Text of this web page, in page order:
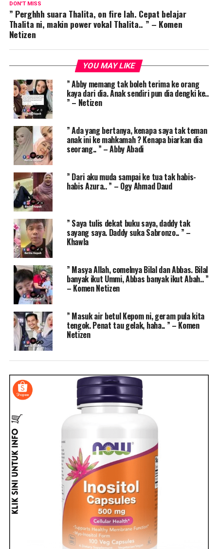
DON'T MISS
” Perghhh suara Thalita, on fire lah. Cepat belajar
Thalita ni, makin power vokal Thalita.. ” – Komen
Netizen
YOU MAY LIKE
” Abby memang tak boleh terima ke orang
kaya dari dia. Anak sendiri pun dia dengki ke..
” – Netizen
” Ada yang bertanya, kenapa saya tak teman
anak ini ke mahkamah ? Kenapa biarkan dia
seorang.. ” – Abby Abadi
” Dari aku muda sampai ke tua tak habis-
habis Azura.. ” – Ogy Ahmad Daud
” Saya tulis dekat buku saya, daddy tak
sayang saya. Daddy suka Sabronzo.. ” –
Khawla
” Masya Allah, comelnya Bilal dan Abbas. Bilal
banyak ikut Ummi, Abbas banyak ikut Abah.. ”
– Komen Netizen
” Masuk air betul Kepom ni, geram pula kita
tengok. Penat tau gelak, haha.. ” – Komen
Netizen